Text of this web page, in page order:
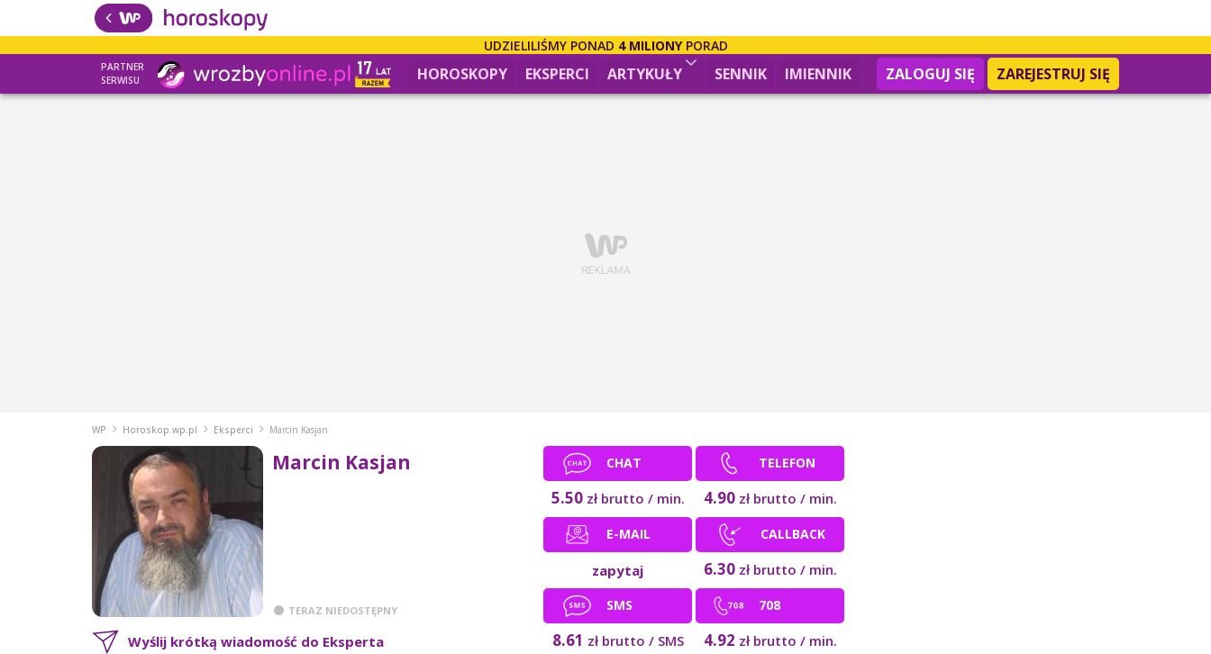
UDZIELILIŚMY PONAD 4 MILIONYPORAD
PARTNER
SERWISU
HOROSKOPY EKSPERCI ARTYKUŁY SENNIK IMIENNIK ZALOGUJ SIĘ ZAREJESTRUJ SIĘ
WP Horoskop.wp.pl Eksperci Marcin Kasjan
Marcin Kasjan
TERAZ NIEDOSTĘPNY
Wyślij krótką wiadomość do Eksperta
CHAT
5.50 zł brutto / min.
E-MAIL
zapytaj
SMS
8.61 zł brutto / SMS
TELEFON
4.90 zł brutto / min.
CALLBACK
6.30 zł brutto / min.
708
4.92 zł brutto / min.